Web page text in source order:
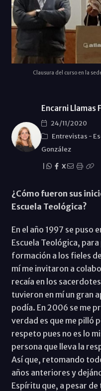
Clausura del curso en la
Encarni Llamas
24/11/2020
Entrevistas -
González
X
¿Cómo fueron sus
Escuela Teológica?
En el año 1997 se puso
Escuela Teológica,
formación a los fieles
mí me invitaron a
recaía en los
tuvieron en mí un gran
podía. En 2006 se me
verdad es que me pilló
respeto pues no es lo
persona que lleva la
Así que, retomando
años anteriores y
Espíritu que, a pesar